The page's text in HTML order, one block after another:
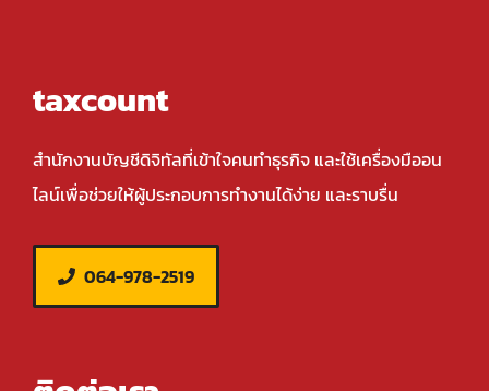
taxcount
สำนักงานบัญชีดิจิทัลที่เข้าใจคนทำธุรกิจ และใช้เครื่องมืออน
ไลน์เพื่อช่วยให้ผู้ประกอบการทำงานได้ง่าย และราบรื่น
064-978-2519